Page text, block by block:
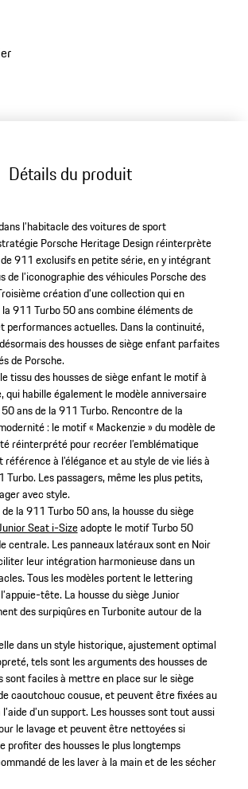
Détails du produit
l’habitacle des voitures de sport
Porsche Heritage Design réinterprète
911 exclusifs en petite série, en y intégrant
de l’iconographie des véhicules Porsche des
création d’une collection qui en
911 Turbo 50 ans combine éléments de
performances actuelles. Dans la continuité,
des housses de siège enfant parfaites
de Porsche.
tissu des housses de siège enfant le motif à
qui habille également le modèle anniversaire
ans de la 911 Turbo. Rencontre de la
: le motif « Mackenzie » du modèle de
réinterprété pour recréer l’emblématique
à l’élégance et au style de vie liés à
Turbo. Les passagers, même les plus petits,
avec style.
la 911 Turbo 50 ans, la housse du siège
Seat i-Sizeadopte le motif Turbo 50
centrale. Les panneaux latéraux sont en Noir
leur intégration harmonieuse dans un
Tous les modèles portent le lettering
tête. La housse du siège Junior
des surpiqûres en Turbonite autour de la
dans un style historique, ajustement optimal
tels sont les arguments des housses de
sont faciles à mettre en place sur le siège
caoutchouc cousue, et peuvent être fixées au
d’un support. Les housses sont tout aussi
le lavage et peuvent être nettoyées si
profiter des housses le plus longtemps
de les laver à la main et de les sécher